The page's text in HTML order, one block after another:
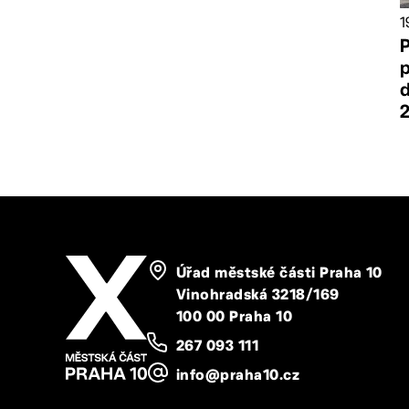
Úřad městské části Praha 10
Vinohradská 3218/169
100 00 Praha 10
267 093 111
info@praha10.cz